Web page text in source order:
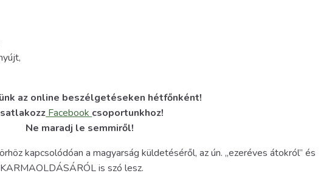
az online beszélgetéseken hétfőnként!
Facebook csoportunkhoz!
Ne maradj le semmiről!
kapcsolódóan a magyarság küldetéséről, az ún. „ezeréves átokról” és
is szó lesz.